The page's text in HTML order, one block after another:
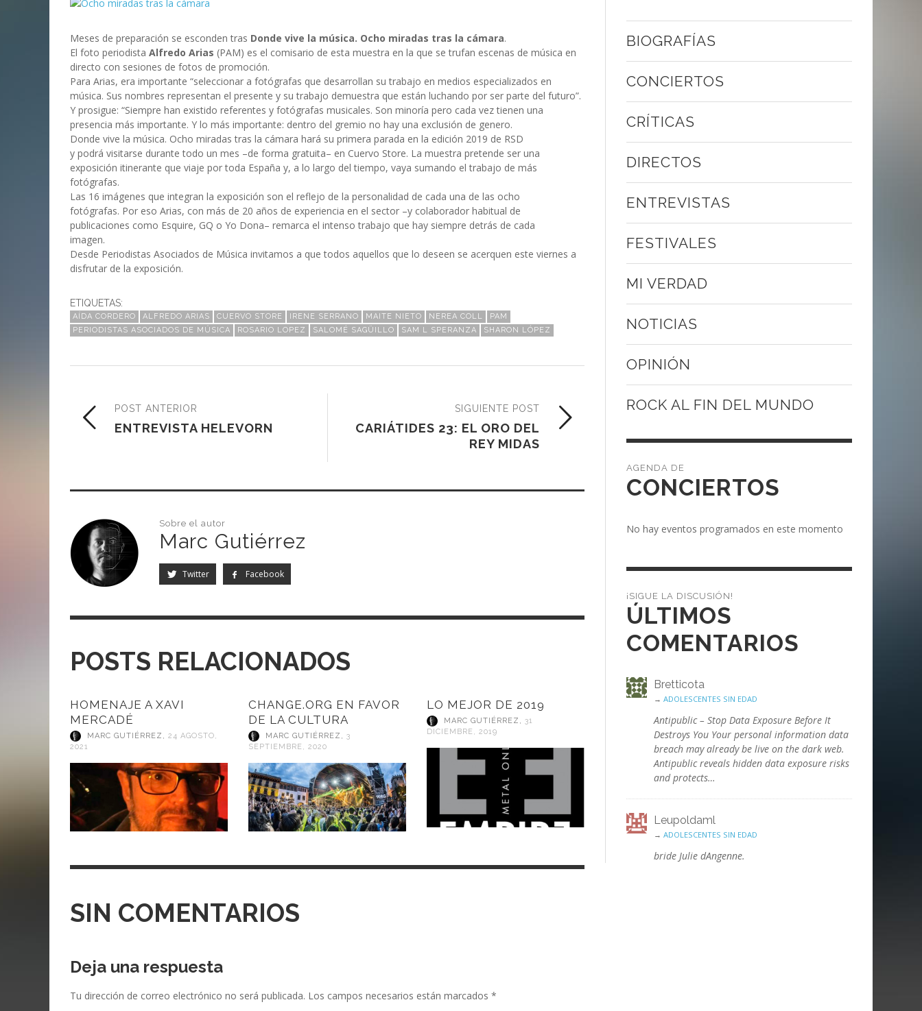
Meses de preparación se esconden tras Donde vive la música. Ocho miradas tras la cámara.
El foto periodista Alfredo Arias (PAM) es el comisario de esta muestra en la que se trufan escenas de música en
directo con sesiones de fotos de promoción.
Para Arias, era importante “seleccionar a fotógrafas que desarrollan su trabajo en medios especializados en
música. Sus nombres representan el presente y su trabajo demuestra que están luchando por ser parte del futuro”.
Y prosigue: “Siempre han existido referentes y fotógrafas musicales. Son minoría pero cada vez tienen una
presencia más importante. Y lo más importante: dentro del gremio no hay una exclusión de genero.
Donde vive la música. Ocho miradas tras la cámara hará su primera parada en la edición 2019 de RSD
y podrá visitarse durante todo un mes –de forma gratuita– en Cuervo Store. La muestra pretende ser una
exposición itinerante que viaje por toda España y, a lo largo del tiempo, vaya sumando el trabajo de más
fotógrafas.
Las 16 imágenes que integran la exposición son el reflejo de la personalidad de cada una de las ocho
fotógrafas. Por eso Arias, con más de 20 años de experiencia en el sector –y colaborador habitual de
publicaciones como Esquire, GQ o Yo Dona– remarca el intenso trabajo que hay siempre detrás de cada
imagen.
Desde Periodistas Asociados de Música invitamos a que todos aquellos que lo deseen se acerquen este viernes a
disfrutar de la exposición.
ETIQUETAS:
AÍDA CORDERO ALFREDO ARIAS CUERVO STORE IRENE SERRANO MAITE NIETO NEREA COLL
PAM
PERIODISTAS ASOCIADOS DE MÚSICA
ROSARIO LOPEZ SALOMÉ SAGÜILLO SAM L SPERANZA SHARON LÓPEZ
SIGUIENTE POST
CARIÁTIDES 23: EL ORO DEL
REY MIDAS
POST ANTERIOR
ENTREVISTA HELEVORN
Sobre el autor
Marc Gutiérrez
Twitter Facebook
POSTS RELACIONADOS
HOMENAJE A XAVI
MERCADÉ
MARC GUTIÉRREZ , 24 AGOSTO,
2021
CHANGE.ORG EN FAVOR
DE LA CULTURA
MARC GUTIÉRREZ , 3
SEPTIEMBRE, 2020
LO MEJOR DE 2019
MARC GUTIÉRREZ , 31
DICIEMBRE, 2019
SIN COMENTARIOS
Deja una respuesta
Tu dirección de correo electrónico no será publicada. Los campos necesarios están marcados *
BIOGRAFÍAS
CONCIERTOS
CRÍTICAS
DIRECTOS
ENTREVISTAS
FESTIVALES
MI VERDAD
NOTICIAS
OPINIÓN
ROCK AL FIN DEL MUNDO
CONCIERTOS
No hay eventos programados en este momento
¡SIGUE LA DISCUSIÓN!
ÚLTIMOS
COMENTARIOS
Bretticota
→ ADOLESCENTES SIN EDAD
Antipublic – Stop Data Exposure Before It
Destroys You Your personal information data
breach may already be live on the dark web.
Antipublic reveals hidden data exposure risks
and protects…
Leupoldaml
→ ADOLESCENTES SIN EDAD
bride Julie dAngenne.